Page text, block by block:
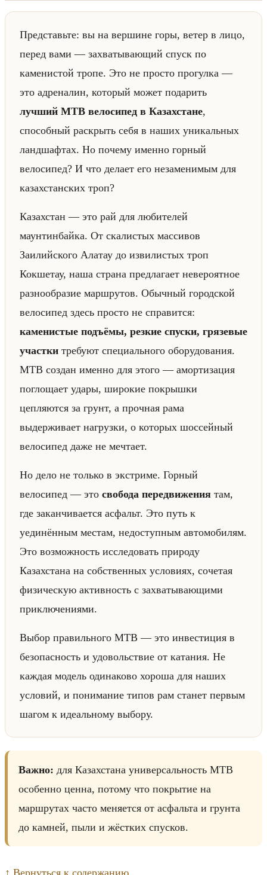
Представьте: вы на вершине горы, ветер в лицо,
перед вами — захватывающий спуск по
каменистой тропе. Это не просто прогулка —
это адреналин, который может подарить
лучший MTB велосипед в Казахстане,
способный раскрыть себя в наших уникальных
ландшафтах. Но почему именно горный
велосипед? И что делает его незаменимым для
казахстанских троп?
Казахстан — это рай для любителей
маунтинбайка. От скалистых массивов
Заилийского Алатау до извилистых троп
Кокшетау, наша страна предлагает невероятное
разнообразие маршрутов. Обычный городской
велосипед здесь просто не справится:
каменистые подъёмы, резкие спуски, грязевые
участки требуют специального оборудования.
MTB создан именно для этого — амортизация
поглощает удары, широкие покрышки
цепляются за грунт, а прочная рама
выдерживает нагрузки, о которых шоссейный
велосипед даже не мечтает.
Но дело не только в экстриме. Горный
велосипед — это свобода передвижения там,
где заканчивается асфальт. Это путь к
уединённым местам, недоступным автомобилям.
Это возможность исследовать природу
Казахстана на собственных условиях, сочетая
физическую активность с захватывающими
приключениями.
Выбор правильного MTB — это инвестиция в
безопасность и удовольствие от катания. Не
каждая модель одинаково хороша для наших
условий, и понимание типов рам станет первым
шагом к идеальному выбору.
Важно: для Казахстана универсальность MTB
особенно ценна, потому что покрытие на
маршрутах часто меняется от асфальта и грунта
до камней, пыли и жёстких спусков.